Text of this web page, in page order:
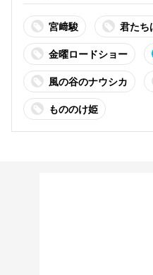
宮﨑駿 君たち
金曜ロードショー
風の谷のナウシカ
もののけ姫